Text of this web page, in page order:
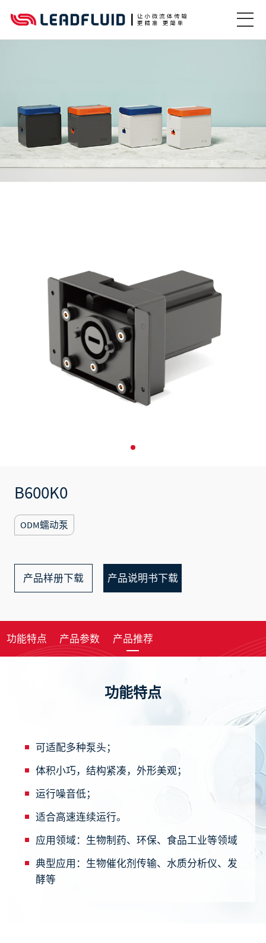
B600K0
ODM蠕动泵
产品样册下载 产品说明书下载
功能特点 产品参数 产品推荐
功能特点
可适配多种泵头；
体积小巧，结构紧凑，外形美观；
运行噪音低；
适合高速连续运行。
应用领域： 生物制药、环保、食品工业等领域
典型应用： 生物催化剂传输、水质分析仪、发
酵等